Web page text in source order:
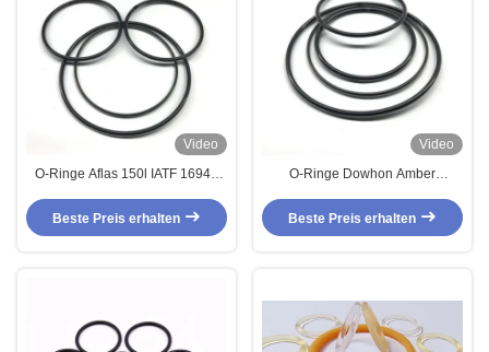
Video
O-Ringe Aflas 150l IATF 16949
Perfluoroelastomer-O-Ringe
FFKM Dichtungen
Beste Preis erhalten
Video
O-Ringe Dowhon Amber
Widerstand hoher Temperatur
alle Chemikalienbeständigkeit
Beste Preis erhalten